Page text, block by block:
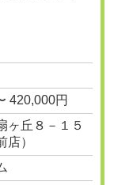
420,000円
ヶ丘８－１５
店）